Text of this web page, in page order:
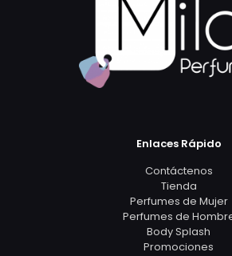
Enlaces Rápido
Contáctenos
Tienda
Perfumes de Mujer
Perfumes de
Body Splash
Promociones